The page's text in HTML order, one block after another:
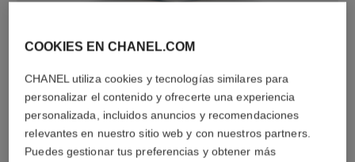
material
Oro blanco de 18 quilates
COOKIES EN CHANEL.COM
CHANEL utiliza cookies y tecnologías similares para
personalizar el contenido y ofrecerte una experiencia
personalizada, incluidos anuncios y recomendaciones
relevantes en nuestro sitio web y con nuestros partners.
Puedes gestionar tus preferencias y obtener más